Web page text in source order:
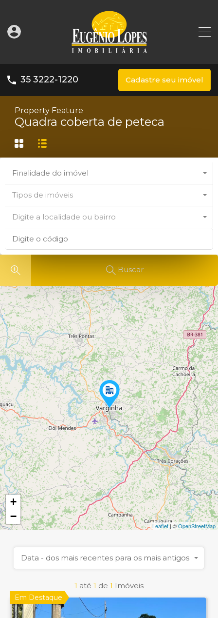
35 3222-1220 Cadastre seu imóvel
Property Feature
Quadra coberta de peteca
Finalidade do imóvel
Tipos de imóveis
Digite a localidade ou bairro
Buscar
+
−
Leaflet | ©OpenStreetMap
1 até 1 de 1 Imóveis
Data - dos mais recentes para os mais antigos
Em Destaque